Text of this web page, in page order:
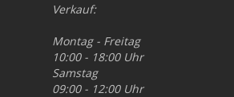
Verkauf:
Montag - Freitag
10:00 - 18:00 Uhr
Samstag
09:00 - 12:00 Uhr